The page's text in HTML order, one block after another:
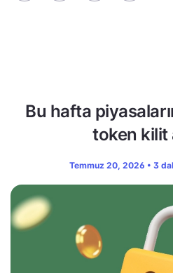
Bu hafta
token kilit
Temmuz 20, 2026 • 3